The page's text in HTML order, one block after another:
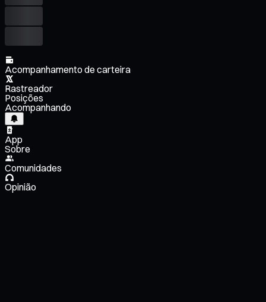
Acompanhamento de carteira
Rastreador
Posições
Acompanhando
App
Sobre
Comunidades
Opinião